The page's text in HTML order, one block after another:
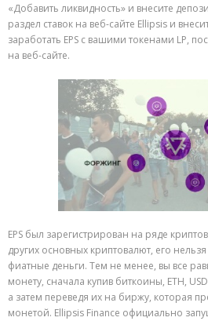
«Добавить ликвидность» и внесите
раздел ставок на веб-сайте Ellipsis и
заработать EPS с вашими токенами LP,
на веб-сайте.
EPS был зарегистрирован на ряде
других основных криптовалют, его
фиатные деньги. Тем не менее, вы все
монету, сначала купив биткоины, ETH,
а затем переведя их на биржу, которая
монетой. Ellipsis Finance официально